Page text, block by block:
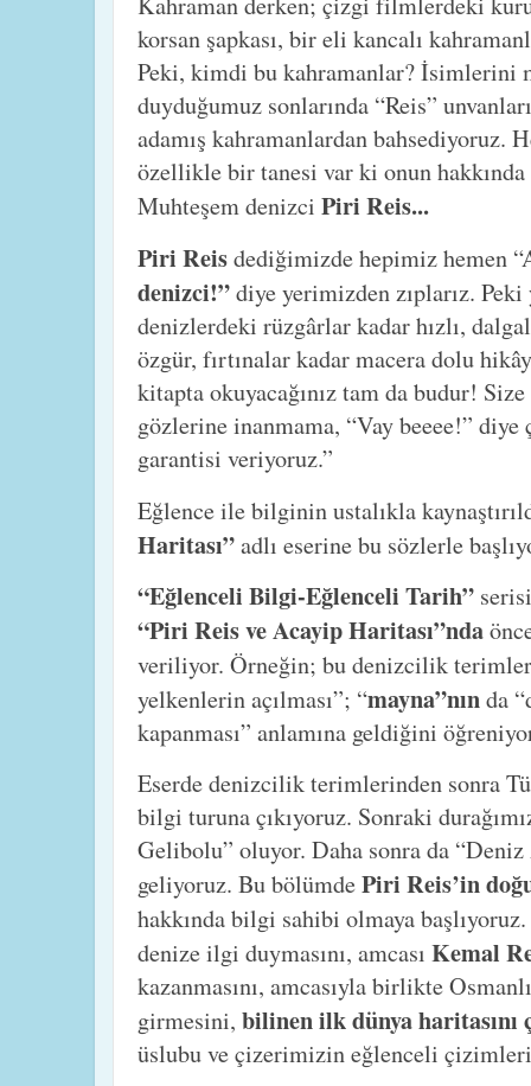
korsan şapkası, bir eli kancalı
Peki, kimdi bu kahramanlar? İsimlerini
duyduğumuz sonlarında “Reis”
adamış kahramanlardan bahsediyoruz.
özellikle bir tanesi var ki onun
Muhteşem denizci Piri Reis...
Piri Reisdediğimizde hepimiz hemen
denizci!”diye yerimizden zıplarız.
denizlerdeki rüzgârlar kadar hızlı,
özgür, fırtınalar kadar macera dolu
kitapta okuyacağınız tam da budur!
gözlerine inanmama, “Vay beeee!” diye
garantisi veriyoruz.”
Eğlence ile bilginin ustalıkla
Haritası”adlı eserine bu sözlerle
“Eğlenceli Bilgi-Eğlenceli Tarih”
“Piri Reis ve Acayip Haritası”nda
veriliyor. Örneğin; bu denizcilik
yelkenlerin açılması”; “mayna”nında
kapanması” anlamına geldiğini
Eserde denizcilik terimlerinden sonra
bilgi turuna çıkıyoruz. Sonraki
Gelibolu” oluyor. Daha sonra da
geliyoruz. Bu bölümdePiri Reis’in
hakkında bilgi sahibi olmaya başlıyoruz.
denize ilgi duymasını, amcası Kemal
kazanmasını, amcasıyla birlikte
girmesini, bilinen ilk dünya
üslubu ve çizerimizin eğlenceli